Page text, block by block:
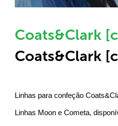
Coats&Clark
Coats&Clark
Linhas para confeção
Linhas Moon e Cometa,